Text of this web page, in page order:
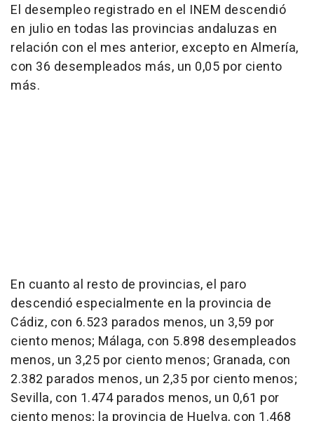
El desempleo registrado en el INEM descendió
en julio en todas las provincias andaluzas en
relación con el mes anterior, excepto en Almería,
con 36 desempleados más, un 0,05 por ciento
más.
En cuanto al resto de provincias, el paro
descendió especialmente en la provincia de
Cádiz, con 6.523 parados menos, un 3,59 por
ciento menos; Málaga, con 5.898 desempleados
menos, un 3,25 por ciento menos; Granada, con
2.382 parados menos, un 2,35 por ciento menos;
Sevilla, con 1.474 parados menos, un 0,61 por